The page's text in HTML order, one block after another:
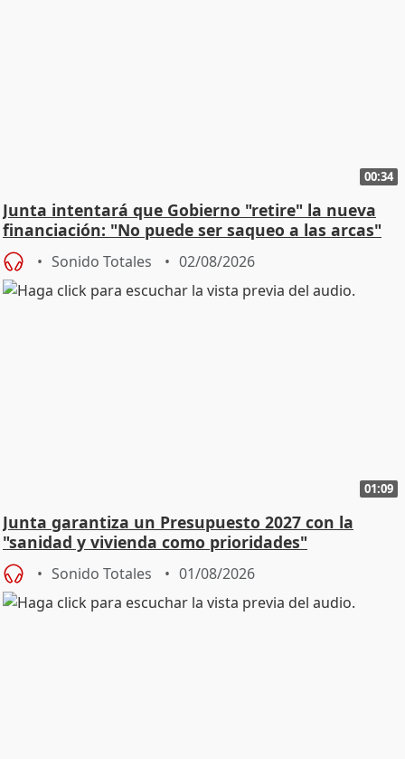
00:34
Junta intentará que Gobierno "retire" la nueva
financiación: "No puede ser saqueo a las arcas"
Sonido Totales 02/08/2026
01:09
Junta garantiza un Presupuesto 2027 con la
"sanidad y vivienda como prioridades"
Sonido Totales 01/08/2026